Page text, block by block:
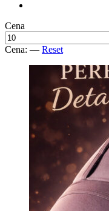
Cena
Cena: — Reset